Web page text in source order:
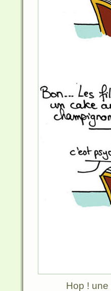
Hop !